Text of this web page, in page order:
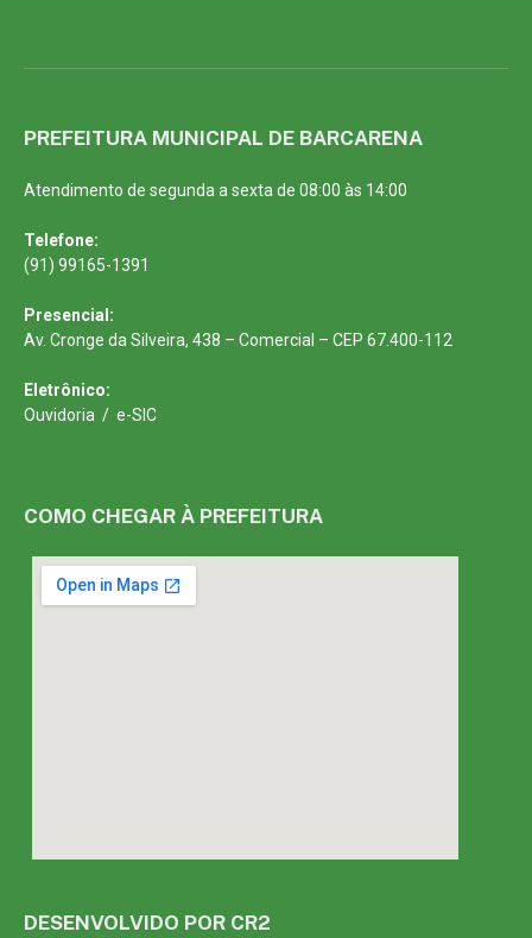
PREFEITURA MUNICIPAL DE BARCARENA
Atendimento de segunda a sexta de 08:00 às 14:00
Telefone:
(91) 99165-1391
Presencial:
Av. Cronge da Silveira, 438 – Comercial – CEP 67.400-112
Eletrônico:
Ouvidoria / e-SIC
COMO CHEGAR À PREFEITURA
DESENVOLVIDO POR CR2